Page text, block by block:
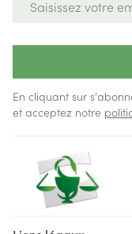
En cliquant sur
et acceptez notre